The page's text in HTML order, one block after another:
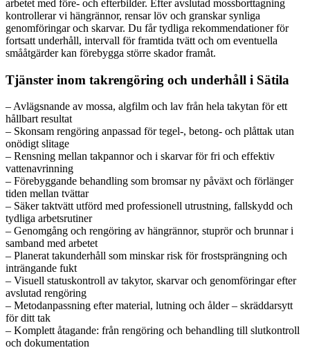
arbetet med före- och efterbilder. Efter avslutad mossborttagning
kontrollerar vi hängrännor, rensar löv och granskar synliga
genomföringar och skarvar. Du får tydliga rekommendationer för
fortsatt underhåll, intervall för framtida tvätt och om eventuella
smååtgärder kan förebygga större skador framåt.
Tjänster inom takrengöring och underhåll i Sätila
– Avlägsnande av mossa, algfilm och lav från hela takytan för ett
hållbart resultat
– Skonsam rengöring anpassad för tegel-, betong- och plåttak utan
onödigt slitage
– Rensning mellan takpannor och i skarvar för fri och effektiv
vattenavrinning
– Förebyggande behandling som bromsar ny påväxt och förlänger
tiden mellan tvättar
– Säker taktvätt utförd med professionell utrustning, fallskydd och
tydliga arbetsrutiner
– Genomgång och rengöring av hängrännor, stuprör och brunnar i
samband med arbetet
– Planerat takunderhåll som minskar risk för frostsprängning och
inträngande fukt
– Visuell statuskontroll av takytor, skarvar och genomföringar efter
avslutad rengöring
– Metodanpassning efter material, lutning och ålder – skräddarsytt
för ditt tak
– Komplett åtagande: från rengöring och behandling till slutkontroll
och dokumentation